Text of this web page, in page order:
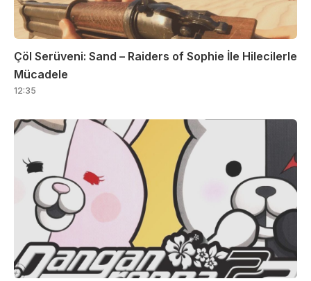
Çöl Serüveni: Sand – Raiders of Sophie İle Hilecilerle
Mücadele
12:35